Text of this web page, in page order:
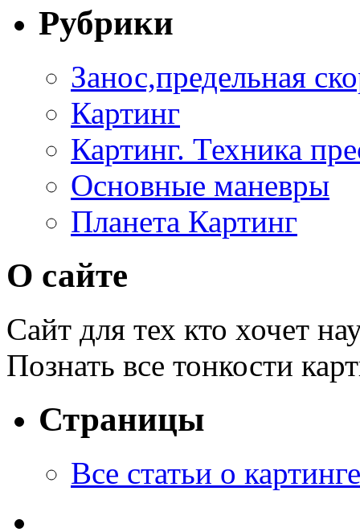
Рубрики
Занос,предельная
Картинг
Картинг. Техника
Основные маневры
Планета Картинг
О сайте
Сайт для тех кто хочет
Познать все тонкости
Страницы
Все статьи o картинге